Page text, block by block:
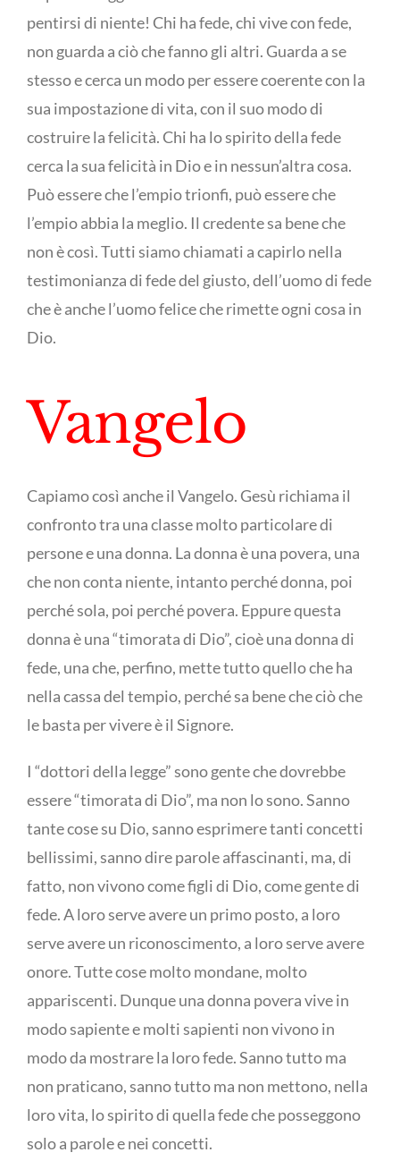
pentirsi di niente! Chi ha fede, chi vive con fede,
non guarda a ciò che fanno gli altri. Guarda a se
stesso e cerca un modo per essere coerente con la
sua impostazione di vita, con il suo modo di
costruire la felicità. Chi ha lo spirito della fede
cerca la sua felicità in Dio e in nessun’altra cosa.
Può essere che l’empio trionfi, può essere che
l’empio abbia la meglio. Il credente sa bene che
non è così. Tutti siamo chiamati a capirlo nella
testimonianza di fede del giusto, dell’uomo di fede
che è anche l’uomo felice che rimette ogni cosa in
Dio.
Vangelo
Capiamo così anche il Vangelo. Gesù richiama il
confronto tra una classe molto particolare di
persone e una donna. La donna è una povera, una
che non conta niente, intanto perché donna, poi
perché sola, poi perché povera. Eppure questa
donna è una “timorata di Dio”, cioè una donna di
fede, una che, perfino, mette tutto quello che ha
nella cassa del tempio, perché sa bene che ciò che
le basta per vivere è il Signore.
I “dottori della legge” sono gente che dovrebbe
essere “timorata di Dio”, ma non lo sono. Sanno
tante cose su Dio, sanno esprimere tanti concetti
bellissimi, sanno dire parole affascinanti, ma, di
fatto, non vivono come figli di Dio, come gente di
fede. A loro serve avere un primo posto, a loro
serve avere un riconoscimento, a loro serve avere
onore. Tutte cose molto mondane, molto
appariscenti. Dunque una donna povera vive in
modo sapiente e molti sapienti non vivono in
modo da mostrare la loro fede. Sanno tutto ma
non praticano, sanno tutto ma non mettono, nella
loro vita, lo spirito di quella fede che posseggono
solo a parole e nei concetti.